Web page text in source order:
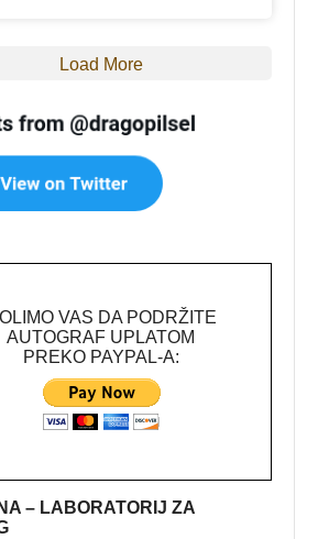
Load More
VAS DA PODRŽITE
AUTOGRAF UPLATOM
PREKO PAYPAL-A:
– LABORATORIJ ZA